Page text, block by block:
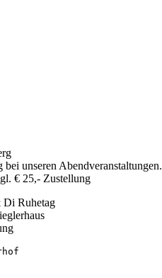
unseren Abendveranstaltungen.
€ 25,- Zustellung
Di Ruhetag